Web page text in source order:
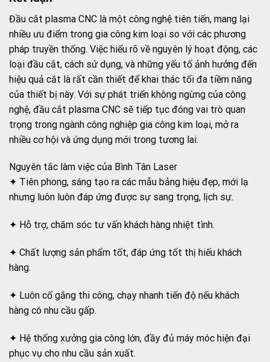
Đầu cắt plasma CNC là một công nghệ tiên tiến, mang lại
nhiều ưu điểm trong gia công kim loại so với các phương
pháp truyền thống. Việc hiểu rõ về nguyên lý hoạt động, các
loại đầu cắt, cách sử dụng, và những yếu tố ảnh hưởng đến
hiệu quả cắt là rất cần thiết để khai thác tối đa tiềm năng
của thiết bị này. Với sự phát triển không ngừng của công
nghệ, đầu cắt plasma CNC sẽ tiếp tục đóng vai trò quan
trọng trong ngành công nghiệp gia công kim loại, mở ra
nhiều cơ hội và ứng dụng mới trong tương lai.
Nguyên tắc làm việc của Bình Tân Laser
✦ Tiên phong, sáng tạo ra các mẫu bảng hiệu đẹp, mới lạ
nhưng luôn luôn đáp ứng được sự sang trọng, lịch sự.
✦ Hỗ trợ, chăm sóc tư vấn khách hàng nhiệt tình.
✦ Chất lượng sản phẩm tốt, đáp ứng tốt thị hiếu khách
hàng.
✦ Luôn cố gắng thi công, chạy nhanh tiến độ nếu khách
hàng có nhu cầu gấp.
✦ Hệ thống xưởng gia công lớn, đầy đủ máy móc hiện đại
phục vụ cho nhu cầu sản xuất.